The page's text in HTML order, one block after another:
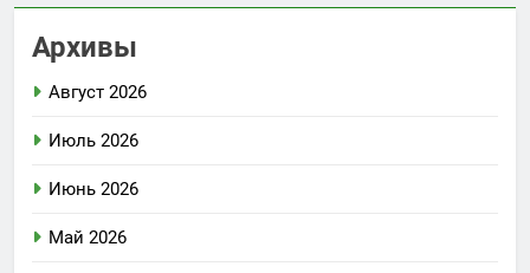
Архивы
Август 2026
Июль 2026
Июнь 2026
Май 2026